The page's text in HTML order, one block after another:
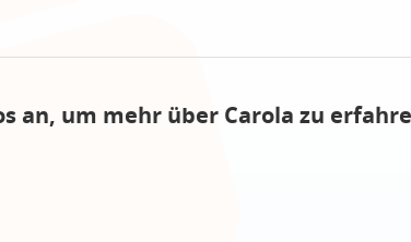
an, um mehr über Carola zu